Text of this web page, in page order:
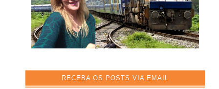
RECEBA OS POSTS VIA EMAIL